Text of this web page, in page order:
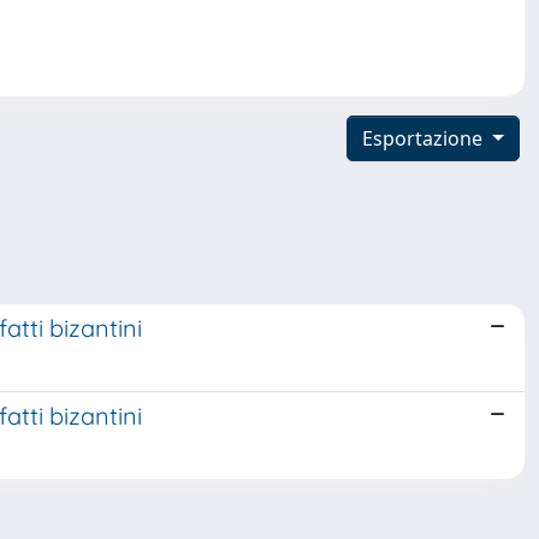
Esportazione
bizantini
bizantini